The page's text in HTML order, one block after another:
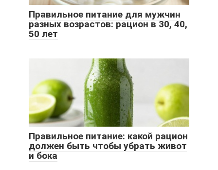
Правильное питание для мужчин
разных возрастов: рацион в 30, 40,
50 лет
Правильное питание: какой рацион
должен быть чтобы убрать живот
и бока